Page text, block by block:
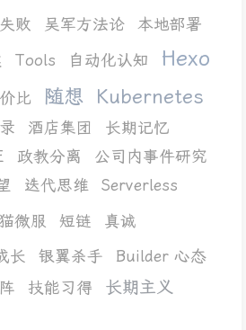
败 吴军方法论
本地部署
Tools 自动化认知 Hexo
比 随想 Kubernetes
酒店集团
长期记忆
政教分离
公司内事件研究
迭代思维 Serverless
微服 短链 真诚
长 银翼杀手
Builder 心态
技能习得 长期主义